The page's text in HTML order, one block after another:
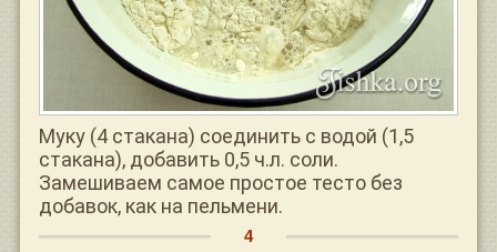
Муку (4 стакана) соединить с водой (1,5
стакана), добавить 0,5 ч.л. соли.
Замешиваем самое простое тесто без
добавок, как на пельмени.